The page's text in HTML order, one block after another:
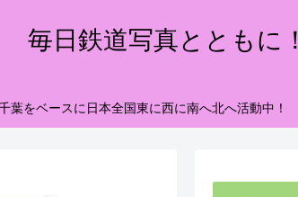
日鉄道写真とともに！
葉をベースに日本全国東に西に南へ北へ活動中！